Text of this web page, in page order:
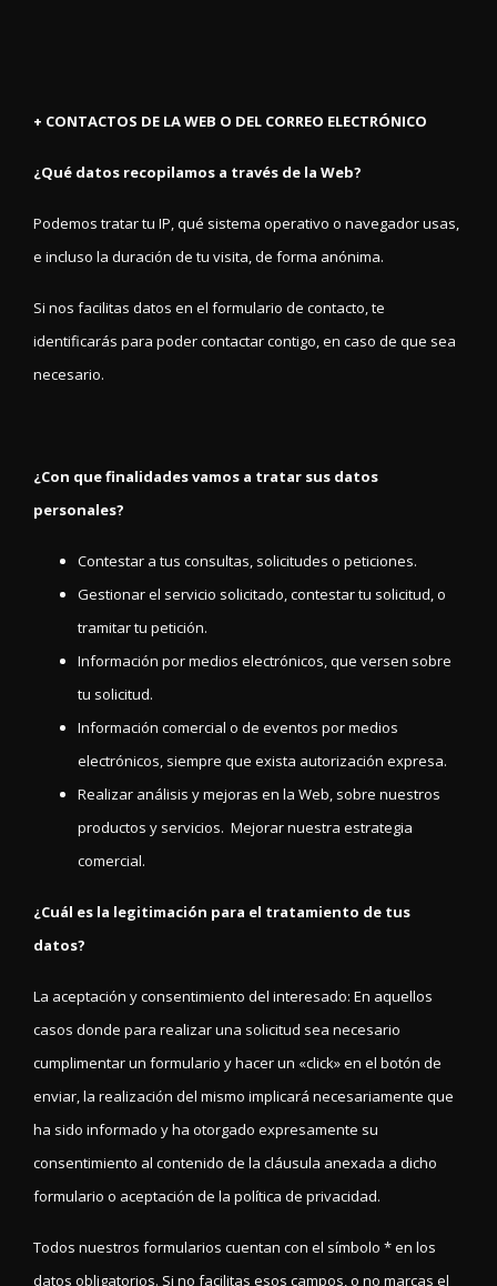
+ CONTACTOS DE LA WEB O DEL CORREO ELECTRÓNICO
¿Qué datos recopilamos a través de la Web?
Podemos tratar tu IP, qué sistema operativo o navegador usas,
e incluso la duración de tu visita, de forma anónima.
Si nos facilitas datos en el formulario de contacto, te
identificarás para poder contactar contigo, en caso de que sea
necesario.
¿Con que finalidades vamos a tratar sus datos
personales?
Contestar a tus consultas, solicitudes o peticiones.
Gestionar el servicio solicitado, contestar tu solicitud, o
tramitar tu petición.
Información por medios electrónicos, que versen sobre
tu solicitud.
Información comercial o de eventos por medios
electrónicos, siempre que exista autorización expresa.
Realizar análisis y mejoras en la Web, sobre nuestros
productos y servicios. Mejorar nuestra estrategia
comercial.
¿Cuál es la legitimación para el tratamiento de tus
datos?
La aceptación y consentimiento del interesado: En aquellos
casos donde para realizar una solicitud sea necesario
cumplimentar un formulario y hacer un «click» en el botón de
enviar, la realización del mismo implicará necesariamente que
ha sido informado y ha otorgado expresamente su
consentimiento al contenido de la cláusula anexada a dicho
formulario o aceptación de la política de privacidad.
Todos nuestros formularios cuentan con el símbolo * en los
datos obligatorios. Si no facilitas esos campos, o no marcas el